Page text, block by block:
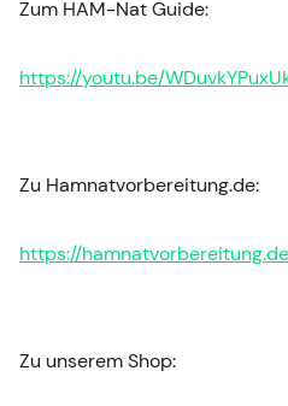
Zum HAM-Nat Guide:
https://youtu.be/
Zu Hamnatvorbereitung.de:
https://
Zu unserem Shop: